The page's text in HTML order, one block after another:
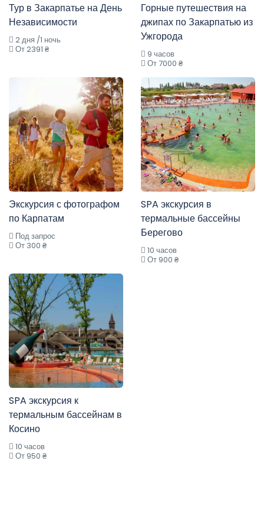
Тур в Закарпатье на День
Независимости
2 дня /1 ночь
От 2391 ₴
Горные путешествия на
джипах по Закарпатью из
Ужгорода
9 часов
От 7000 ₴
Экскурсия с фотографом
по Карпатам
Под запрос
От 300 ₴
SPA экскурсия в
термальные бассейны
Берегово
10 часов
От 900 ₴
SPA экскурсия к
термальным бассейнам в
Косино
10 часов
От 950 ₴